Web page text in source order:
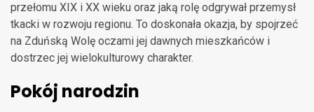
przełomu XIX i XX wieku oraz jaką rolę odgrywał przemysł
tkacki w rozwoju regionu. To doskonała okazja, by spojrzeć
na Zduńską Wolę oczami jej dawnych mieszkańców i
dostrzec jej wielokulturowy charakter.
Pokój narodzin